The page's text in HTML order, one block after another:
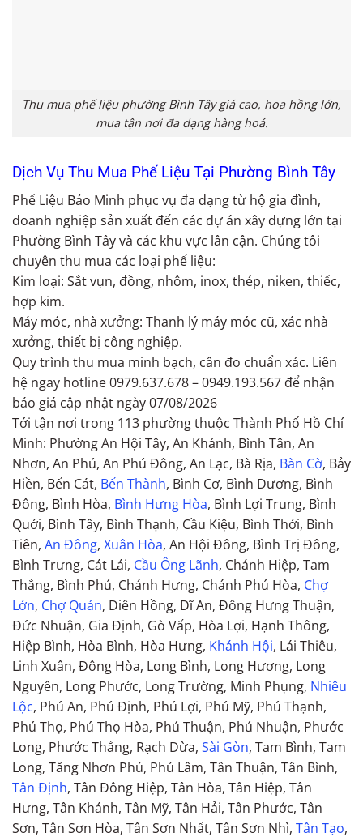
Thu mua phế liệu phường Bình Tây giá cao, hoa hồng lớn,
mua tận nơi đa dạng hàng hoá.
Dịch Vụ Thu Mua Phế Liệu Tại Phường Bình Tây
Phế Liệu Bảo Minh phục vụ đa dạng từ hộ gia đình,
doanh nghiệp sản xuất đến các dự án xây dựng lớn tại
Phường Bình Tây và các khu vực lân cận. Chúng tôi
chuyên thu mua các loại phế liệu:
Kim loại: Sắt vụn, đồng, nhôm, inox, thép, niken, thiếc,
hợp kim.
Máy móc, nhà xưởng: Thanh lý máy móc cũ, xác nhà
xưởng, thiết bị công nghiệp.
Quy trình thu mua minh bạch, cân đo chuẩn xác. Liên
hệ ngay hotline 0979.637.678 – 0949.193.567 để nhận
báo giá cập nhật ngày 07/08/2026
Tới tận nơi trong 113 phường thuộc Thành Phố Hồ Chí
Minh: Phường An Hội Tây, An Khánh, Bình Tân, An
Nhơn, An Phú, An Phú Đông, An Lạc, Bà Rịa, Bàn Cờ, Bảy
Hiền, Bến Cát, Bến Thành, Bình Cơ, Bình Dương, Bình
Đông, Bình Hòa, Bình Hưng Hòa, Bình Lợi Trung, Bình
Quới, Bình Tây, Bình Thạnh, Cầu Kiệu, Bình Thới, Bình
Tiên, An Đông, Xuân Hòa, An Hội Đông, Bình Trị Đông,
Bình Trưng, Cát Lái, Cầu Ông Lãnh, Chánh Hiệp, Tam
Thắng, Bình Phú, Chánh Hưng, Chánh Phú Hòa, Chợ
Lớn, Chợ Quán, Diên Hồng, Dĩ An, Đông Hưng Thuận,
Đức Nhuận, Gia Định, Gò Vấp, Hòa Lợi, Hạnh Thông,
Hiệp Bình, Hòa Bình, Hòa Hưng, Khánh Hội, Lái Thiêu,
Linh Xuân, Đông Hòa, Long Bình, Long Hương, Long
Nguyên, Long Phước, Long Trường, Minh Phụng, Nhiêu
Lộc, Phú An, Phú Định, Phú Lợi, Phú Mỹ, Phú Thạnh,
Phú Thọ, Phú Thọ Hòa, Phú Thuận, Phú Nhuận, Phước
Long, Phước Thắng, Rạch Dừa, Sài Gòn, Tam Bình, Tam
Long, Tăng Nhơn Phú, Phú Lâm, Tân Thuận, Tân Bình,
Tân Định, Tân Đông Hiệp, Tân Hòa, Tân Hiệp, Tân
Hưng, Tân Khánh, Tân Mỹ, Tân Hải, Tân Phước, Tân
Sơn, Tân Sơn Hòa, Tân Sơn Nhất, Tân Sơn Nhì, Tân Tạo,